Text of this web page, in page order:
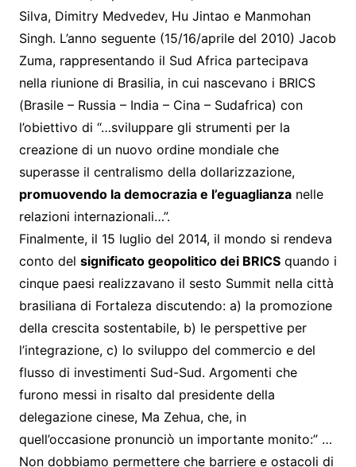
Silva, Dimitry Medvedev, Hu Jintao e Manmohan
Singh. L’anno seguente (15/16/aprile del 2010) Jacob
Zuma, rappresentando il Sud Africa partecipava
nella riunione di Brasilia, in cui nascevano i BRICS
(Brasile – Russia – India – Cina – Sudafrica) con
l’obiettivo di “…sviluppare gli strumenti per la
creazione di un nuovo ordine mondiale che
superasse il centralismo della dollarizzazione,
promuovendo la democrazia e l’eguaglianzanelle
relazioni internazionali…”.
Finalmente, il 15 luglio del 2014, il mondo si rendeva
conto del significato geopolitico dei BRICSquando i
cinque paesi realizzavano il sesto Summit nella città
brasiliana di Fortaleza discutendo: a) la promozione
della crescita sostentabile, b) le perspettive per
l’integrazione, c) lo sviluppo del commercio e del
flusso di investimenti Sud-Sud. Argomenti che
furono messi in risalto dal presidente della
delegazione cinese, Ma Zehua, che, in
quell’occasione pronunciò un importante monito:” …
Non dobbiamo permettere che barriere e ostacoli di